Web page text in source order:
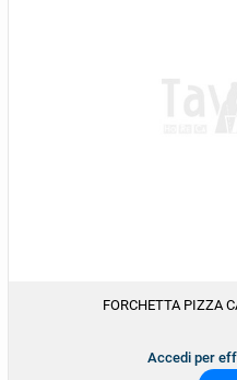
FORCHETTA PIZZA
Accedi per